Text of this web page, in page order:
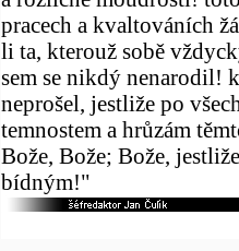
pracech a kvaltováních
li ta, kterouž sobě
sem se nikdý nenarodil!
neprošel, jestliže po
temnostem a hrůzám
Bože, Bože; Bože,
bídným!"